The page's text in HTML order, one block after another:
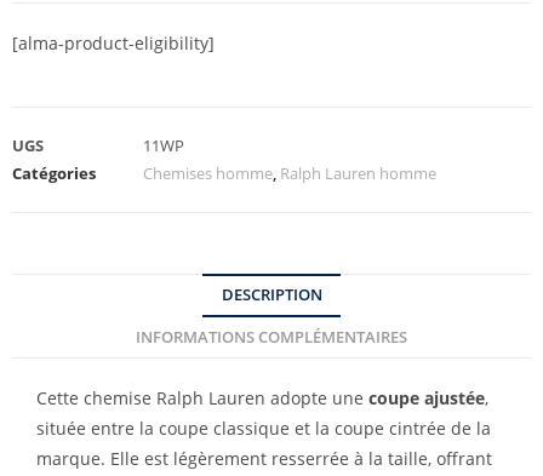
[alma-product-eligibility]
UGS
11WP
Catégories
Chemises homme, Ralph Lauren homme
DESCRIPTION
INFORMATIONS COMPLÉMENTAIRES
Cette chemise Ralph Lauren adopte une coupe ajustée,
située entre la coupe classique et la coupe cintrée de la
marque. Elle est légèrement resserrée à la taille, offrant